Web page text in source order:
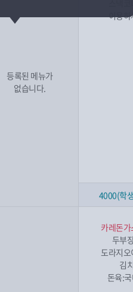
등록된 메뉴가
없습니다.
이용하
4000(학
카레돈
두부
도라지
김
돈육: